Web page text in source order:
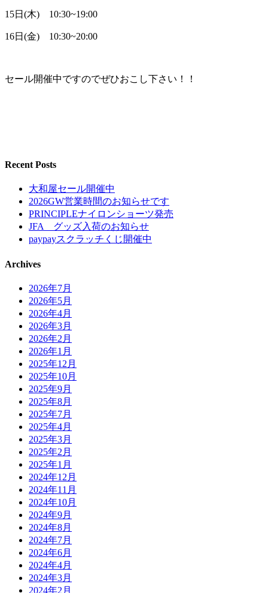
15日(木) 10:30~19:00
16日(金) 10:30~20:00
セール開催中ですのでぜひおこし下さい！！
Recent Posts
大和屋セール開催中
2026GW営業時間のお知らせです
PRINCIPLEナイロンショーツ発売
JFA グッズ入荷のお知らせ
paypayスクラッチくじ開催中
Archives
2026年7月
2026年5月
2026年4月
2026年3月
2026年2月
2026年1月
2025年12月
2025年10月
2025年9月
2025年8月
2025年7月
2025年4月
2025年3月
2025年2月
2025年1月
2024年12月
2024年11月
2024年10月
2024年9月
2024年8月
2024年7月
2024年6月
2024年4月
2024年3月
2024年2月